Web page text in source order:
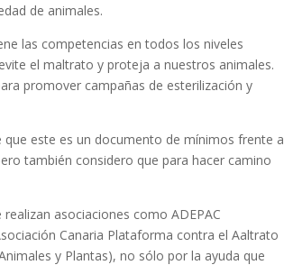
de animales.
las competencias en todos los niveles
el maltrato y proteja a nuestros animales.
promover campañas de esterilización y
este es un documento de mínimos frente a
también considero que para hacer camino
asociaciones como ADEPAC
Canaria Plataforma contra el Aaltrato
y Plantas), no sólo por la ayuda que